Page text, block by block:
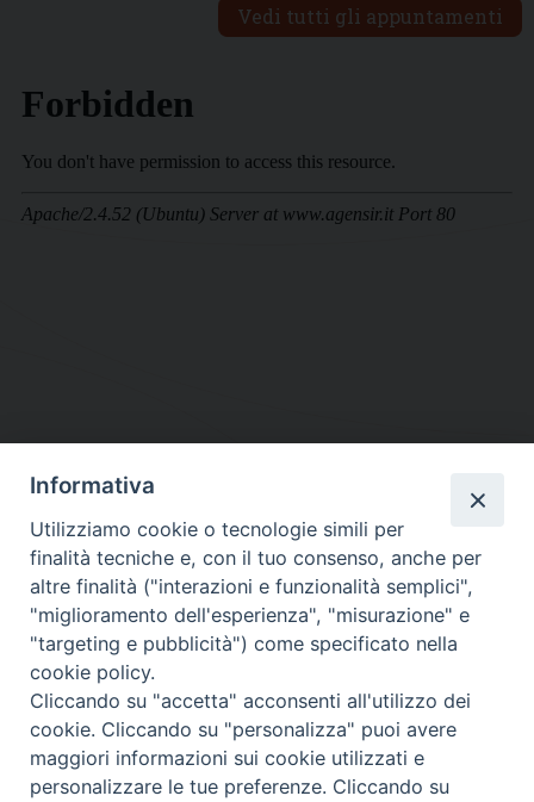
Vedi tutti gli appuntamenti
DIOCESI SUBURBICARIA DI ALBANO
Contatti:Tel.: 06.93268401 - Fax.: 06.9323844
E-mail:curia@diocesidialbano.it
Orari: dal Lunedì al Venerdì Ore: 9:00 - 13:00
Lunedì, Mercoledì e Venerdì, Ore 9:30 - 12:30
Informativa
Utilizziamo cookie o tecnologie simili per
finalità tecniche e, con il tuo consenso, anche per
altre finalità ("interazioni e funzionalità semplici",
"miglioramento dell'esperienza", "misurazione" e
"targeting e pubblicità") come specificato nella
cookie policy.
Cliccando su "accetta" acconsenti all'utilizzo dei
cookie. Cliccando su "personalizza" puoi avere
maggiori informazioni sui cookie utilizzati e
personalizzare le tue preferenze. Cliccando su